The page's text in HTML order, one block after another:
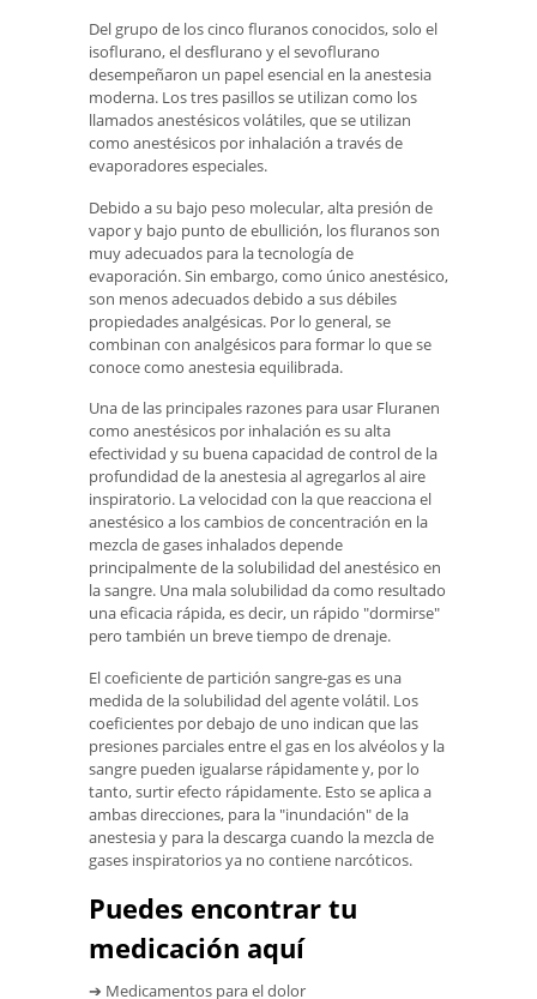
Del grupo de los cinco fluranos conocidos, solo el
isoflurano, el desflurano y el sevoflurano
desempeñaron un papel esencial en la anestesia
moderna. Los tres pasillos se utilizan como los
llamados anestésicos volátiles, que se utilizan
como anestésicos por inhalación a través de
evaporadores especiales.
Debido a su bajo peso molecular, alta presión de
vapor y bajo punto de ebullición, los fluranos son
muy adecuados para la tecnología de
evaporación. Sin embargo, como único anestésico,
son menos adecuados debido a sus débiles
propiedades analgésicas. Por lo general, se
combinan con analgésicos para formar lo que se
conoce como anestesia equilibrada.
Una de las principales razones para usar Fluranen
como anestésicos por inhalación es su alta
efectividad y su buena capacidad de control de la
profundidad de la anestesia al agregarlos al aire
inspiratorio. La velocidad con la que reacciona el
anestésico a los cambios de concentración en la
mezcla de gases inhalados depende
principalmente de la solubilidad del anestésico en
la sangre. Una mala solubilidad da como resultado
una eficacia rápida, es decir, un rápido "dormirse"
pero también un breve tiempo de drenaje.
El coeficiente de partición sangre-gas es una
medida de la solubilidad del agente volátil. Los
coeficientes por debajo de uno indican que las
presiones parciales entre el gas en los alvéolos y la
sangre pueden igualarse rápidamente y, por lo
tanto, surtir efecto rápidamente. Esto se aplica a
ambas direcciones, para la "inundación" de la
anestesia y para la descarga cuando la mezcla de
gases inspiratorios ya no contiene narcóticos.
Puedes encontrar tu
medicación aquí
➔ Medicamentos para el dolor